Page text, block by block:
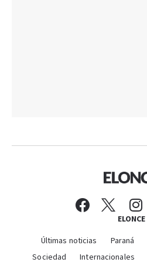
ELONCE
Últimas noticias Paraná
Sociedad
Internacionales